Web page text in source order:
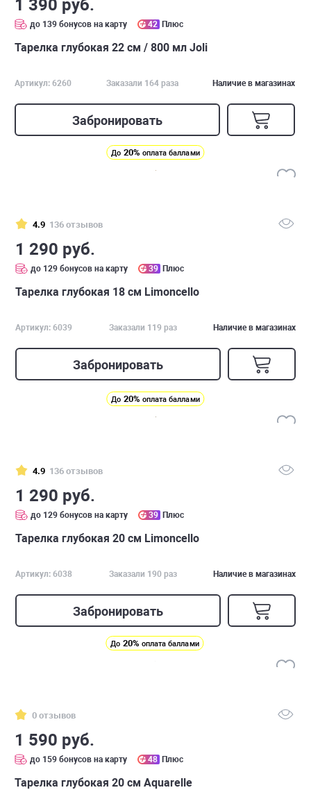
1 390 руб.
до 139 бонусов на карту 42 Плюс
Тарелка глубокая 22 см / 800 мл Joli
Артикул: 6260 Заказали 164 раза Наличие в магазинах
Забронировать
До 20% оплата баллами
4.9 136 отзывов
1 290 руб.
до 129 бонусов на карту 39 Плюс
Тарелка глубокая 18 см Limoncello
Артикул: 6039 Заказали 119 раз Наличие в магазинах
Забронировать
До 20% оплата баллами
4.9 136 отзывов
1 290 руб.
до 129 бонусов на карту 39 Плюс
Тарелка глубокая 20 см Limoncello
Артикул: 6038 Заказали 190 раз Наличие в магазинах
Забронировать
До 20% оплата баллами
0 отзывов
1 590 руб.
до 159 бонусов на карту 48 Плюс
Тарелка глубокая 20 см Aquarelle